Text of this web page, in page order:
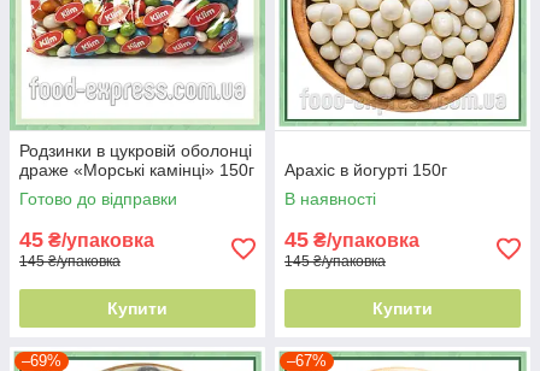
Родзинки в цукровій оболонці
драже «Морські камінці» 150г
Готово до відправки
45 ₴/упаковка
145 ₴/упаковка
Купити
Арахіс в йогурті 150г
В наявності
45 ₴/упаковка
145 ₴/упаковка
Купити
–69% –67%